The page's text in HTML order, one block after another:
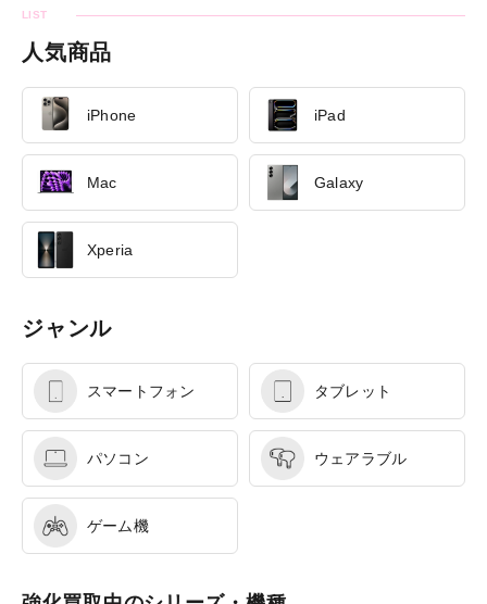
人気商品
iPhone iPad
Mac Galaxy
Xperia
ジャンル
スマートフォン タブレット
パソコン ウェアラブル
ゲーム機